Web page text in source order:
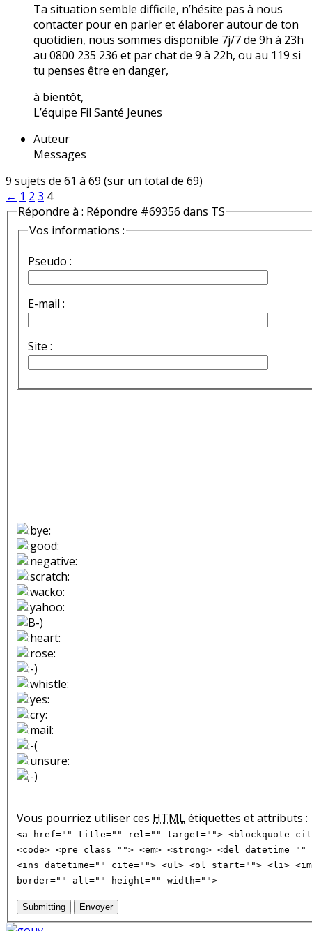
Ta situation semble difficile, n’hésite pas à nous
contacter pour en parler et élaborer autour de ton
quotidien, nous sommes disponible 7j/7 de 9h à 23h
au 0800 235 236 et par chat de 9 à 22h, ou au 119 si
tu penses être en danger,
à bientôt,
L’équipe Fil Santé Jeunes
Auteur
Messages
9 sujets de 61 à 69 (sur un total de 69)
← 1 2 3 4
Répondre à : Répondre #69356 dans TS
Vos informations :
Pseudo :
E-mail :
Site :
Vous pourriez utiliser ces HTMLétiquettes et attributs :
<a href="" title="" rel="" target=""> <blockquote
<code> <pre class=""> <em> <strong> <del
<ins datetime="" cite=""> <ul> <ol start=""> <li>
border="" alt="" height="" width="">
Submitting Envoyer